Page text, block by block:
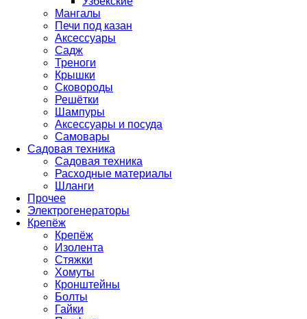
Мангалы
Печи под казан
Аксессуары
Садж
Треноги
Крышки
Сковороды
Решётки
Шампуры
Аксессуары и посуда
Самовары
Садовая техника
Садовая техника
Расходные материалы
Шланги
Прочее
Электрогенераторы
Крепёж
Крепёж
Изолента
Стяжки
Хомуты
Кронштейны
Болты
Гайки